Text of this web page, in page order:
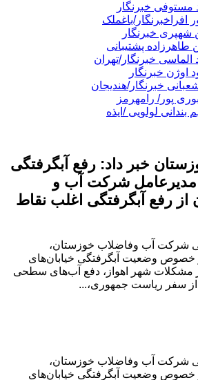
مستوفی خبرنگار
افراخبرنگار/باغملک
شهپری خبرنگار
پشتیبانی
الماسی خبرنگار/تهران
اوژن خبرنگار
شعبانی خبرنگار/هندیجان
پور/ رامهرمز
بندانی لولویی /ایذه
خبر داد: رفع آبگرفتگی
مدیرعامل شرکت آب و
رفع آبگرفتگی اغلب نقاط
شرکت آب وفاضلاب خوزستان،
خصوص وضعیت آبگرفتگی خیابان‌های
از مشکلات شهر اهواز، دفع آب‌های سطحی
سفر ریاست جمهوری،...
شرکت آب وفاضلاب خوزستان،
خصوص وضعیت آبگرفتگی خیابان‌های